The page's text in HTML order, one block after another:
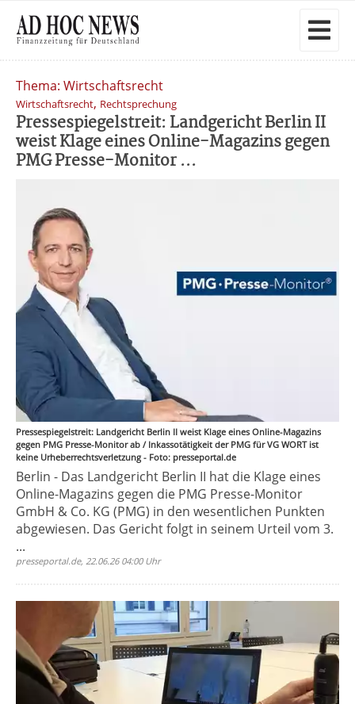
Thema: Wirtschaftsrecht
Wirtschaftsrecht, Rechtsprechung
Pressespiegelstreit: Landgericht Berlin II
weist Klage eines Online-Magazins gegen
PMG Presse-Monitor ...
Pressespiegelstreit: Landgericht Berlin II weist Klage eines Online-Magazins
gegen PMG Presse-Monitor ab / Inkassotätigkeit der PMG für VG WORT ist
keine Urheberrechtsverletzung - Foto: presseportal.de
Berlin - Das Landgericht Berlin II hat die Klage eines
Online-Magazins gegen die PMG Presse-Monitor
GmbH & Co. KG (PMG) in den wesentlichen Punkten
abgewiesen. Das Gericht folgt in seinem Urteil vom 3.
...
presseportal.de, 22.06.26 04:00 Uhr